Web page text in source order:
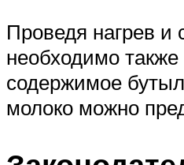
Проведя нагрев и
необходимо
содержимое
молоко можно